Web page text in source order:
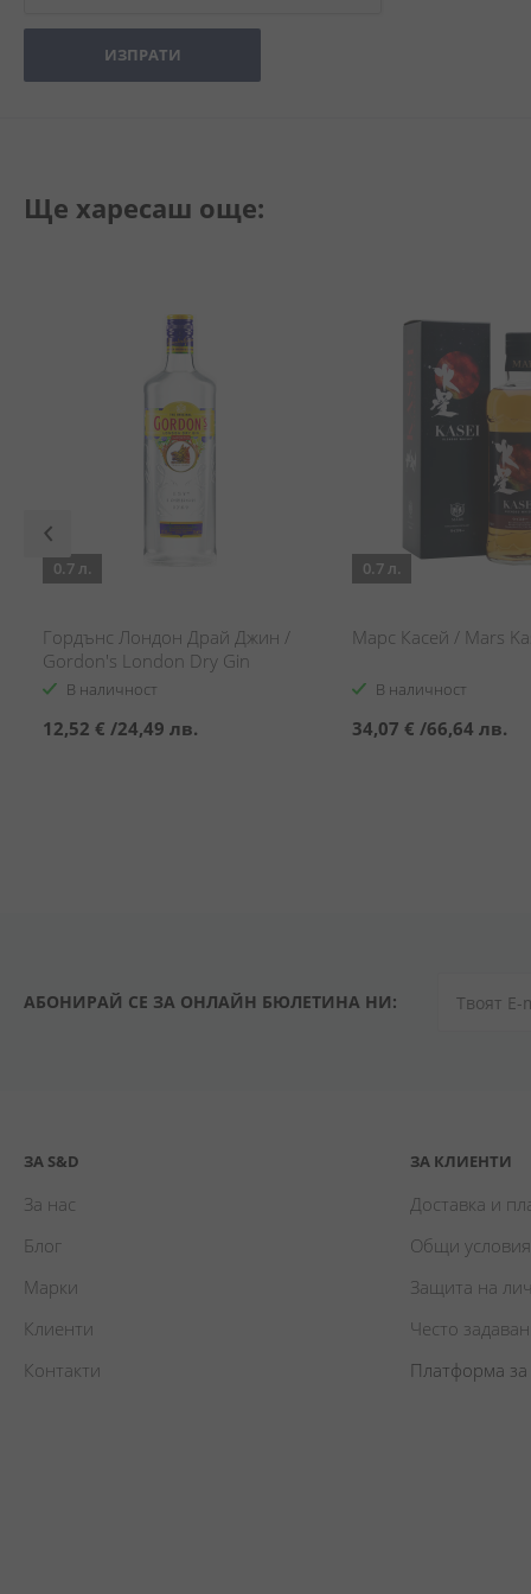
ИЗПРАТИ
Ще харесаш още:
0.7 л.
Гордънс Лондон Драй Джин /
Gordon's London Dry Gin
В наличност
12,52 € /24,49 лв.
0.7 л.
Марс Касей / Mars
В наличност
34,07 € /66,64 лв.
АБОНИРАЙ СЕ ЗА ОНЛАЙН БЮЛЕТИНА НИ:
ЗА S&D
За нас
Блог
Марки
Клиенти
Контакти
ЗА КЛИЕНТИ
Доставка и
Общи условия
Защита на
Често
Платформа